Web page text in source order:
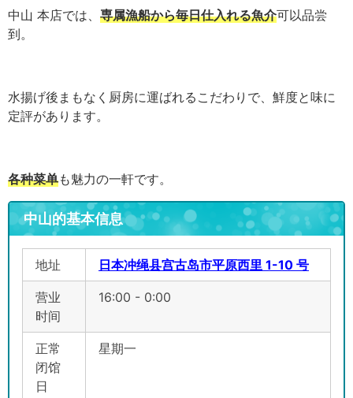
中山 本店では、 専属漁船から毎日仕入れる魚介可以品尝
到。
水揚げ後まもなく厨房に運ばれるこだわりで、鮮度と味に
定評があります。
各种菜单も魅力の一軒です。
中山的基本信息
地址 日本冲绳县宫古岛市平原西里 1-10 号
营业
时间
16:00 - 0:00
正常
闭馆
日
星期一